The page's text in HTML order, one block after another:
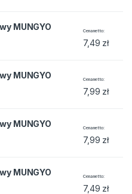
quantity
MUNGYO
Cena netto
7,49 zł
quantity
MUNGYO
Cena netto
7,99 zł
quantity
MUNGYO
Cena netto
7,99 zł
quantity
MUNGYO
Cena netto
7,49 zł